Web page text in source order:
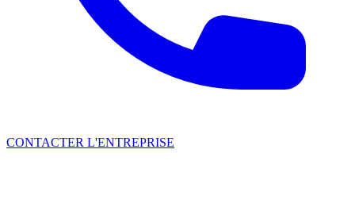
CONTACTER L'ENTREPRISE